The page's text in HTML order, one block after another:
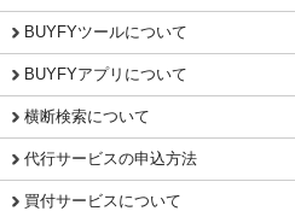
BUYFYツールについて
BUYFYアプリについて
横断検索について
代行サービスの申込方法
買付サービスについて